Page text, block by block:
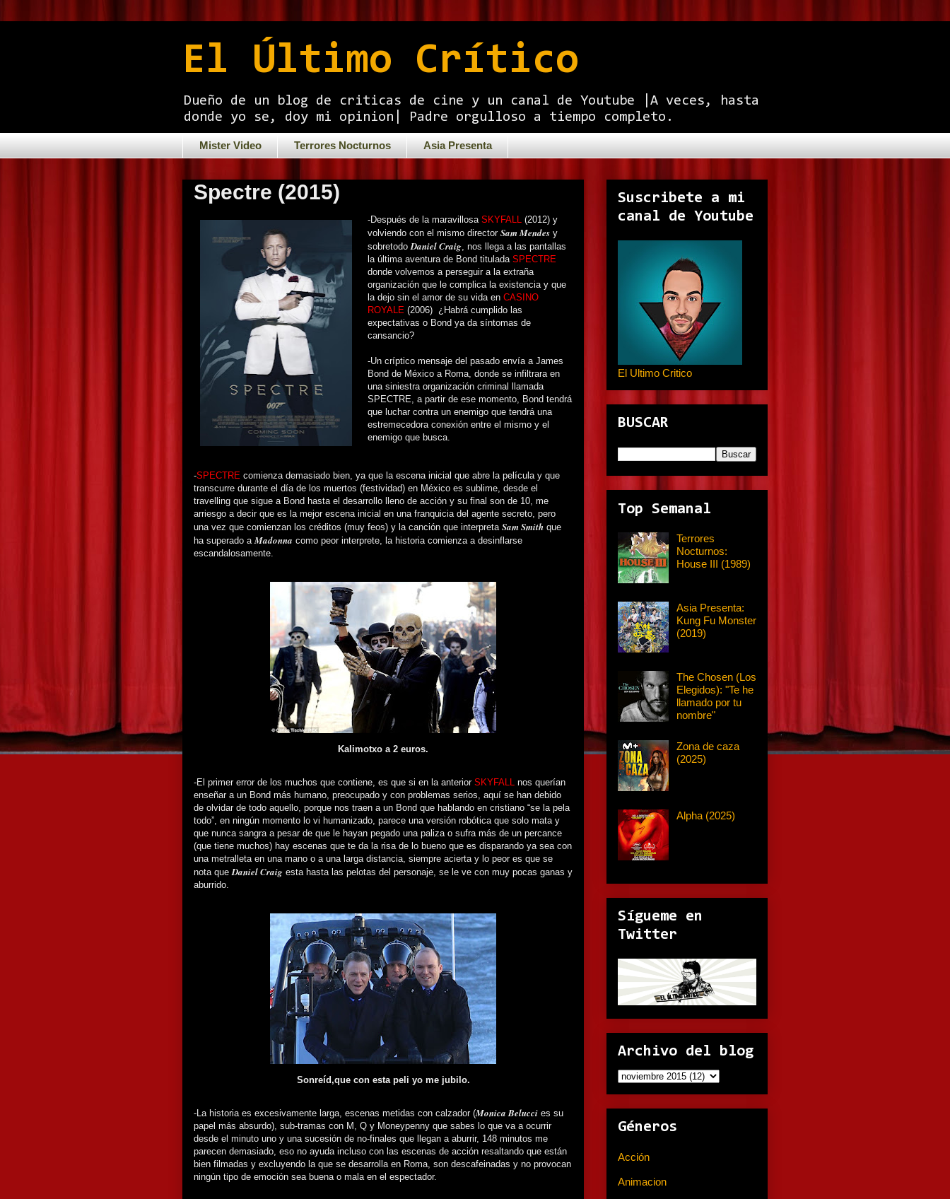
El Último Crítico
Dueño de un blog de criticas de cine y un canal de Youtube |A veces, hasta
donde yo se, doy mi opinion| Padre orgulloso a tiempo completo.
Mister Video Terrores Nocturnos Asia Presenta
Spectre (2015)
-Después de la maravillosa SKYFALL (2012) y
volviendo con el mismo director Sam Mendes y
sobretodoDaniel Craig, nos llega a las pantallas
la última aventura de Bond titulada SPECTRE
donde volvemos a perseguir a la extraña
organización que le complica la existencia y que
la dejo sin el amor de su vida en CASINO
ROYALE (2006) ¿Habrá cumplido las
expectativas o Bond ya da síntomas de
cansancio?
-Un críptico mensaje del pasado envía a James
Bond de México a Roma, donde se infiltrara en
una siniestra organización criminal llamada
SPECTRE, a partir de ese momento, Bond tendrá
que luchar contra un enemigo que tendrá una
estremecedora conexión entre el mismo y el
enemigo que busca.
-SPECTRE comienza demasiado bien, ya que la escena inicial que abre la película y que
transcurre durante el día de los muertos (festividad) en México es sublime, desde el
travelling que sigue a Bond hasta el desarrollo lleno de acción y su final son de 10, me
arriesgo a decir que es la mejor escena inicial en una franquicia del agente secreto, pero
una vez que comienzan los créditos (muy feos) y la canción que interpreta Sam Smith que
ha superado aMadonna como peor interprete, la historia comienza a desinflarse
escandalosamente.
Kalimotxo a 2 euros.
-El primer error de los muchos que contiene, es que si en la anterior SKYFALL nos querían
enseñar a un Bond más humano, preocupado y con problemas serios, aquí se han debido
de olvidar de todo aquello, porque nos traen a un Bond que hablando en cristiano “se la pela
todo”, en ningún momento lo vi humanizado, parece una versión robótica que solo mata y
que nunca sangra a pesar de que le hayan pegado una paliza o sufra más de un percance
(que tiene muchos) hay escenas que te da la risa de lo bueno que es disparando ya sea con
una metralleta en una mano o a una larga distancia, siempre acierta y lo peor es que se
nota que Daniel Craig esta hasta las pelotas del personaje, se le ve con muy pocas ganas y
aburrido.
Sonreíd,que con esta peli yo me jubilo.
-La historia es excesivamente larga, escenas metidas con calzador (Monica Belucci es su
papel más absurdo), sub-tramas con M, Q y Moneypenny que sabes lo que va a ocurrir
desde el minuto uno y una sucesión de no-finales que llegan a aburrir, 148 minutos me
parecen demasiado, eso no ayuda incluso con las escenas de acción resaltando que están
bien filmadas y excluyendo la que se desarrolla en Roma, son descafeinadas y no provocan
ningún tipo de emoción sea buena o mala en el espectador.
Suscribete a mi
canal de Youtube
El Ultimo Critico
BUSCAR
Top Semanal
Terrores
Nocturnos:
House III (1989)
Asia Presenta:
Kung Fu Monster
(2019)
The Chosen (Los
Elegidos): "Te he
llamado por tu
nombre"
Zona de caza
(2025)
Alpha (2025)
Sígueme en
Twitter
Archivo del blog
Géneros
Acción
Animacion